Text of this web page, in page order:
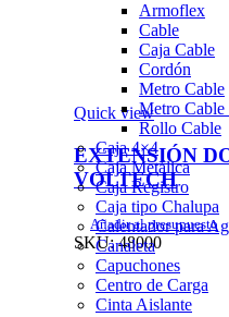
Quick view
EXTENSIÓN
VOLTECH
Añadir al presupuesto
SKU:48000
Armoflex
Cable
Caja Cable
Cordón
Metro Cable
Metro Cable
Rollo Cable
Caja 4×4
Caja Metálica
Caja Registro
Caja tipo Chalupa
Calentador para
Canaleta
Capuchones
Centro de Carga
Cinta Aislante